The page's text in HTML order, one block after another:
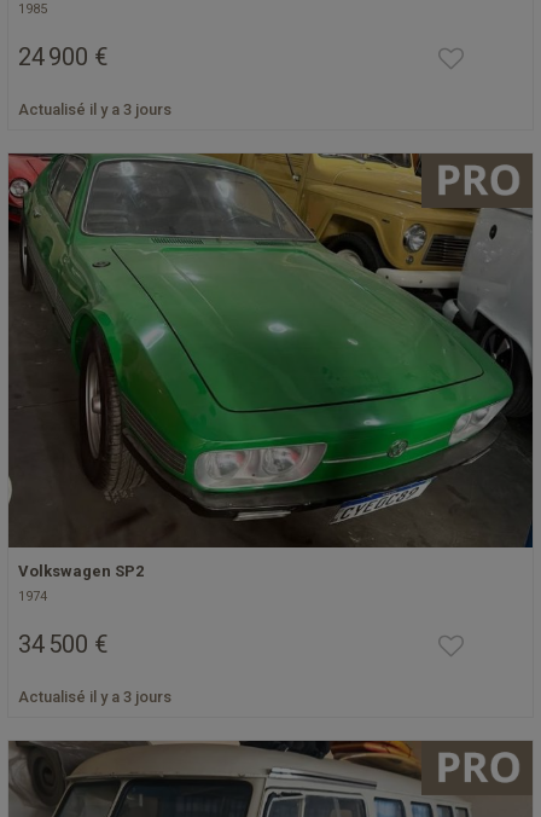
1985
24 900 €
Actualisé il y a 3 jours
Volkswagen SP2
1974
34 500 €
Actualisé il y a 3 jours